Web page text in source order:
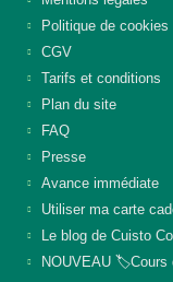
Politique de cookies
CGV
Tarifs et conditions
Plan du site
FAQ
Presse
Avance immédiate
Utiliser ma carte
Le blog de Cuisto
NOUVEAU 🏷️Cours